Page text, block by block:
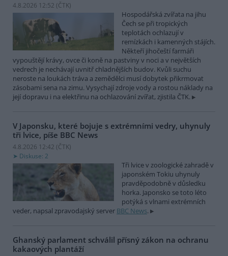
4.8.2026 12:52 (ČTK)
Hospodářská zvířata na jihu
Čech se při tropických
teplotách ochlazují v
remízkách i kamenných stájích.
Někteří jihočeští farmáři
vypouštějí krávy, ovce či koně na pastviny v noci a v největších
vedrech je nechávají uvnitř chladnějších budov. Kvůli suchu
neroste na loukách tráva a zemědělci musí dobytek přikrmovat
zásobami sena na zimu. Vysychají zdroje vody a rostou náklady na
její dopravu i na elektřinu na ochlazování zvířat, zjistila ČTK.
V Japonsku, které bojuje s extrémními vedry, uhynuly
tři lvice, píše BBC News
4.8.2026 12:42 (ČTK)
Diskuse: 2
Tři lvice v zoologické zahradě v
japonském Tokiu uhynuly
pravděpodobně v důsledku
horka. Japonsko se toto léto
potýká s vlnami extrémních
veder, napsal zpravodajský server BBC News.
Ghanský parlament schválil přísný zákon na ochranu
kakaových plantáží